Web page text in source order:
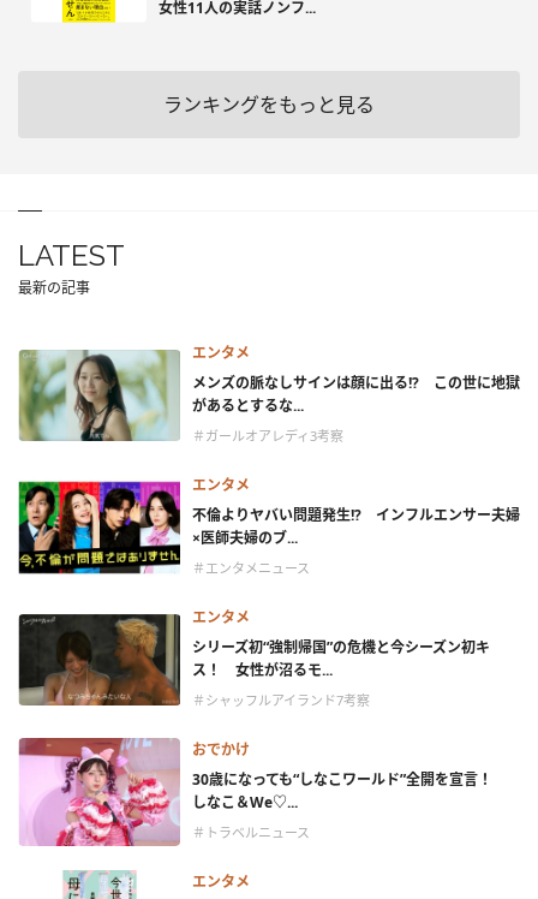
女性11人の実話ノンフ...
ランキングをもっと見る
LATEST
最新の記事
エンタメ
メンズの脈なしサインは顔に出る!? この世に地獄
があるとするな...
＃ガールオアレディ3考察
エンタメ
不倫よりヤバい問題発生!? インフルエンサー夫婦
×医師夫婦のブ...
＃エンタメニュース
エンタメ
シリーズ初“強制帰国”の危機と今シーズン初キ
ス！ 女性が沼るモ...
＃シャッフルアイランド7考察
おでかけ
30歳になっても“しなこワールド”全開を宣言！
しなこ＆We♡...
＃トラベルニュース
エンタメ